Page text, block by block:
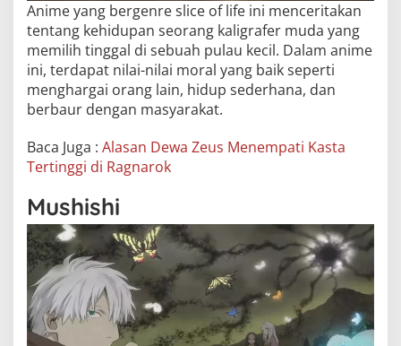
Anime yang bergenre slice of life ini menceritakan
tentang kehidupan seorang kaligrafer muda yang
memilih tinggal di sebuah pulau kecil. Dalam anime
ini, terdapat nilai-nilai moral yang baik seperti
menghargai orang lain, hidup sederhana, dan
berbaur dengan masyarakat.
Baca Juga : Alasan Dewa Zeus Menempati Kasta
Tertinggi di Ragnarok
Mushishi